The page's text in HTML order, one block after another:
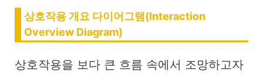
상호작용 개요 다이어그램(Interaction
Overview Diagram)
상호작용을 보다 큰 흐름 속에서 조망하고자